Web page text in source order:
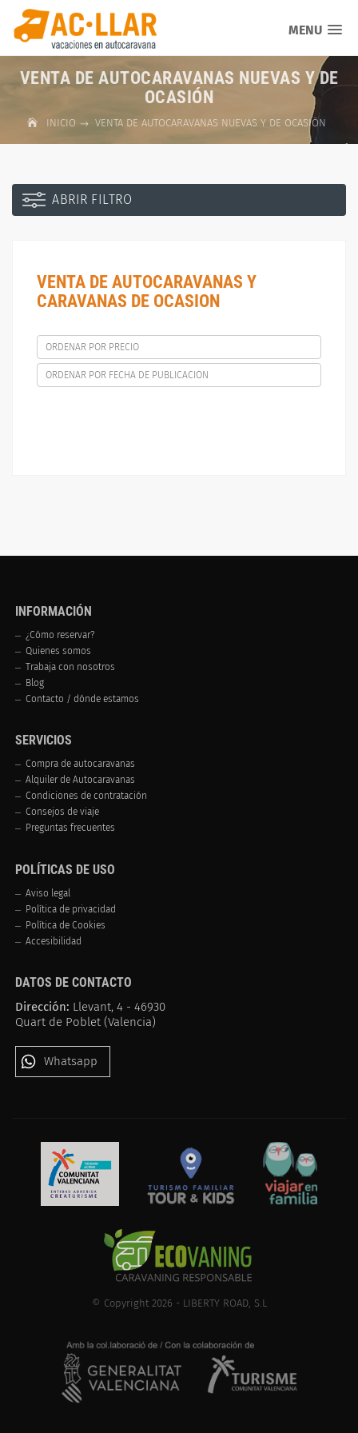
MENU
VENTA DE AUTOCARAVANAS NUEVAS Y DE
OCASIÓN
INICIO VENTA DE AUTOCARAVANAS NUEVAS Y DE OCASIÓN
ABRIR FILTRO
VENTA DE AUTOCARAVANAS Y
CARAVANAS DE OCASION
ORDENAR POR PRECIO
ORDENAR POR FECHA DE PUBLICACION
INFORMACIÓN
¿Cómo reservar?
Quienes somos
Trabaja con nosotros
Blog
Contacto / dónde estamos
SERVICIOS
Compra de autocaravanas
Alquiler de Autocaravanas
Condiciones de contratación
Consejos de viaje
Preguntas frecuentes
POLÍTICAS DE USO
Aviso legal
Política de privacidad
Política de Cookies
Accesibilidad
DATOS DE CONTACTO
Dirección: Llevant, 4 - 46930
Quart de Poblet (Valencia)
Whatsapp
© Copyright 2026 - LIBERTY ROAD, S.L